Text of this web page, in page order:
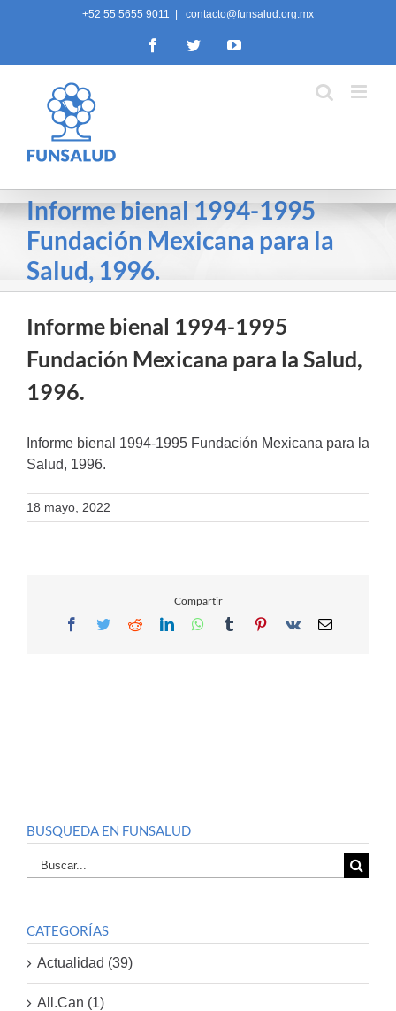
+52 55 5655 9011 contacto@funsalud.org.mx
FacebookTwitterYouTube
Informe bienal 1994-1995
Fundación Mexicana para la
Salud, 1996.
Informe bienal 1994-1995
Fundación Mexicana para la Salud,
1996.
Informe bienal 1994-1995 Fundación Mexicana para la
Salud, 1996.
18 mayo, 2022
Compartir
Facebook
TwitterRedditLinkedInWhatsApp
TumblrPinterest
Vk Email
BUSQUEDA EN FUNSALUD
Buscar
por:
CATEGORÍAS
Actualidad (39)
All.Can (1)